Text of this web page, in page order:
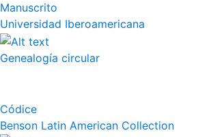
Manuscrito
Universidad Iberoamericana
Genealogía circular
Códice
Benson Latin American Collection